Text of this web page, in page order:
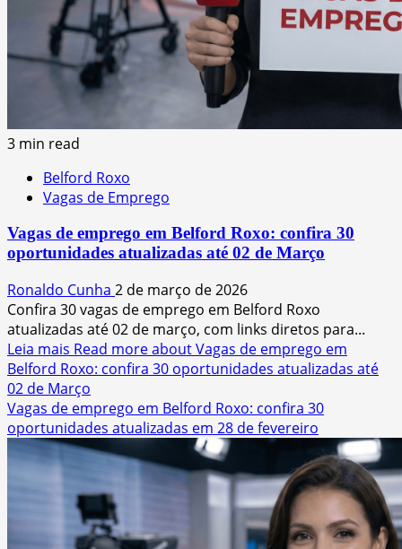
3 min read
Belford Roxo
Vagas de Emprego
Vagas de emprego em Belford Roxo: confira 30
oportunidades atualizadas até 02 de Março
Ronaldo Cunha 2 de março de 2026
Confira 30 vagas de emprego em Belford Roxo
atualizadas até 02 de março, com links diretos para...
Leia mais Read more about Vagas de emprego em
Belford Roxo: confira 30 oportunidades atualizadas até
02 de Março
Vagas de emprego em Belford Roxo: confira 30
oportunidades atualizadas em 28 de fevereiro